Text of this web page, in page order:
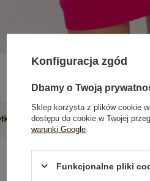
i dostawa Zwroty i
Konfiguracja zgód
Dbamy o Twoją
Sklep korzysta z plików cookie
dostępu do cookie w Twojej
warunki Google
Funkcjonalne pliki